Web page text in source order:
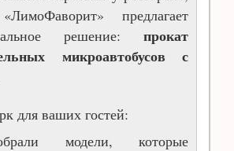
предлагает
решение: прокат
микроавтобусов с
для ваших гостей:
модели, которые